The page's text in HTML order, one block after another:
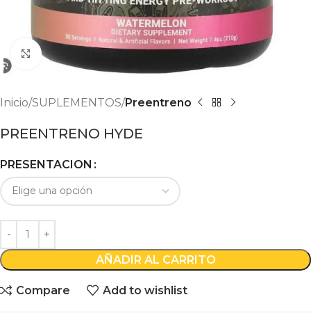
Click to enlarge
Inicio SUPLEMENTOS Preentreno
PREENTRENO HYDE
PRESENTACION
AÑADIR AL CARRITO
Compare Add to wishlist